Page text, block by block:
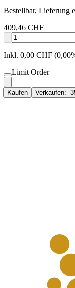
Bestellbar, Lieferung
409,46 CHF
Inkl. 0,00 CHF
Limit Order
Kaufen Verkaufen: